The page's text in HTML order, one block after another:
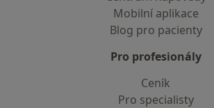
Mobilní aplikace
Blog pro pacienty
Pro profesionály
Ceník
Pro specialisty